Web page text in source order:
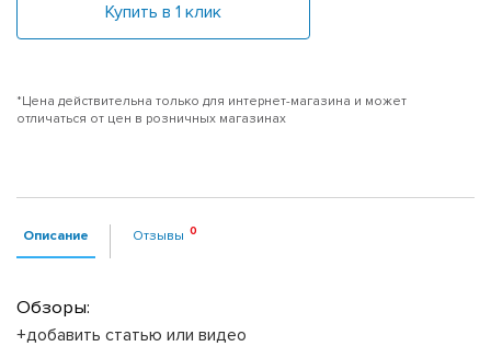
Купить в 1 клик
*Цена действительна только для интернет-магазина и может
отличаться от цен в розничных магазинах
Описание Отзывы
Обзоры:
+добавить статью или видео